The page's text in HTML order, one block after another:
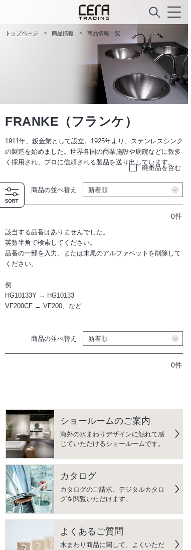
トップページ 商品情報 商品情報一覧
FRANKE（フランケ）
1911年、鈑金業として設立。1925年より、ステンレスシンク
の製造を始めました。世界各国の商業施設や病院などに数多
く採用され、プロに信頼される製品を送り出しています。
廃番品を含む
商品の並べ替え
0件
該当する品番はありませんでした。
英数半角で検索してください。
品番の一部を入力、または末尾のアルファベットを削除して
ください。
例
HG10133Y → HG10133
VF200CF → VF200、など
商品の並べ替え
0件
ショールームのご案内
海外の水まわりデザインに触れて感
じていただけるショールームです。
カタログ
カタログのご請求、デジタルカタロ
グを閲覧いただけます。
よくあるご質問
水まわり商品に関して、よくいただ
instagram facebook